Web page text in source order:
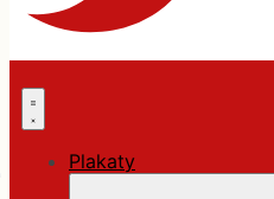
Plakaty